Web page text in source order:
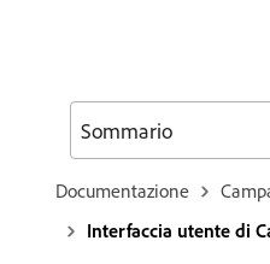
Documentazione
Interfaccia utente di
Sommario